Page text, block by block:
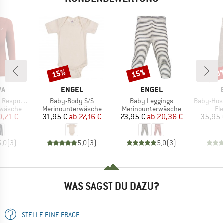
L/S Tee
Preis
€
(3)
MARKE
ENGEL
Artikel
Baby-Body S/S
Produktgruppe
Merinounterwäsche
Preis
31,95 € reduzierter Preis
ab 27,16 €
5,0(3)
Rabatt
15%
MARKE
ENGEL
Artikel
Baby Leggings
Produktgruppe
Merinounterwäsche
Preis
23,95 € reduzierter Preis
ab 20,36 €
5,0(3)
Rabatt
15%
Artikel
Baby-Hose
35,95
WAS SAGST DU DAZU?
STELLE EINE FRAGE